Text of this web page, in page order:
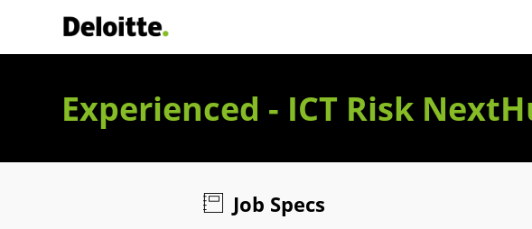
Deloitte Italia
Experienced - ICT Risk
Job Specs